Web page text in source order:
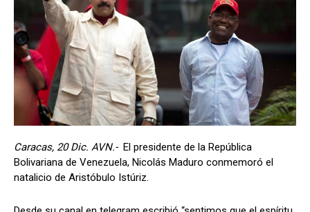
Caracas, 20 Dic. AVN.- El presidente de la República
Bolivariana de Venezuela, Nicolás Maduro conmemoró el
natalicio de Aristóbulo Istúriz.